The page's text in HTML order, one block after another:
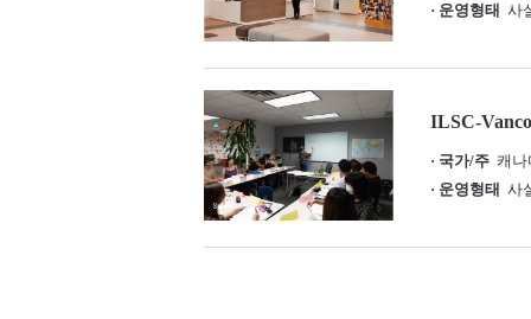
· 운영형태 사
ILSC-
· 국가/주 캐나
· 운영형태 사